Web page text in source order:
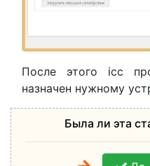
После этого icc
назначен нужному
Была ли эта